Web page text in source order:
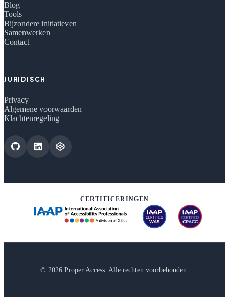
Blog
Tools
Bijzondere initiatieven
Samenwerken
Contact
JURIDISCH
Privacy
Algemene voorwaarden
Klachtenregeling
CERTIFICERINGEN
© 2026 Proper Access. Alle rechten voorbehouden.